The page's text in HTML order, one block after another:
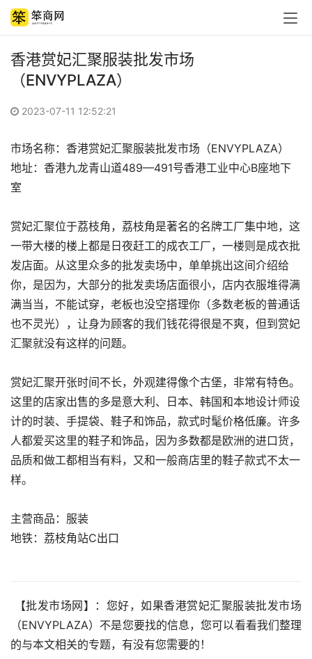
香港赏妃汇聚服装批发市场
（ENVYPLAZA）
2023-07-11 12:52:21
市场名称：香港赏妃汇聚服装批发市场（ENVYPLAZA）
地址：香港九龙青山道489—491号香港工业中心B座地下
室
赏妃汇聚位于荔枝角，荔枝角是著名的名牌工厂集中地，这
一带大楼的楼上都是日夜赶工的成衣工厂，一楼则是成衣批
发店面。从这里众多的批发卖场中，单单挑出这间介绍给
你，是因为，大部分的批发卖场店面很小，店内衣服堆得满
满当当，不能试穿，老板也没空搭理你（多数老板的普通话
也不灵光），让身为顾客的我们钱花得很是不爽，但到赏妃
汇聚就没有这样的问题。
赏妃汇聚开张时间不长，外观建得像个古堡，非常有特色。
这里的店家出售的多是意大利、日本、韩国和本地设计师设
计的时装、手提袋、鞋子和饰品，款式时髦价格低廉。许多
人都爱买这里的鞋子和饰品，因为多数都是欧洲的进口货，
品质和做工都相当有料，又和一般商店里的鞋子款式不太一
样。
主营商品：服装
地铁：荔枝角站C出口
（ENVYPLAZA）不是您要找的信息，您可以看看我们整理
的与本文相关的专题，有没有您需要的！